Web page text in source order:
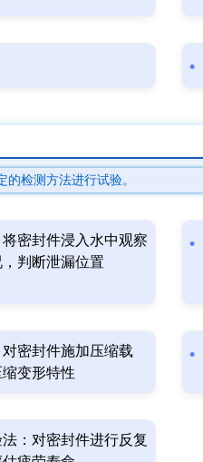
检测方法进行试验。
密封件浸入水中观察
判断泄漏位置
密封件施加压缩载
变形特性
：对密封件进行反复